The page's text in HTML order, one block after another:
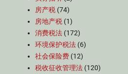
房产税 (74)
房地产税 (1)
消费税法 (172)
环境保护税法 (6)
社会保险费 (12)
税收征收管理法 (120)